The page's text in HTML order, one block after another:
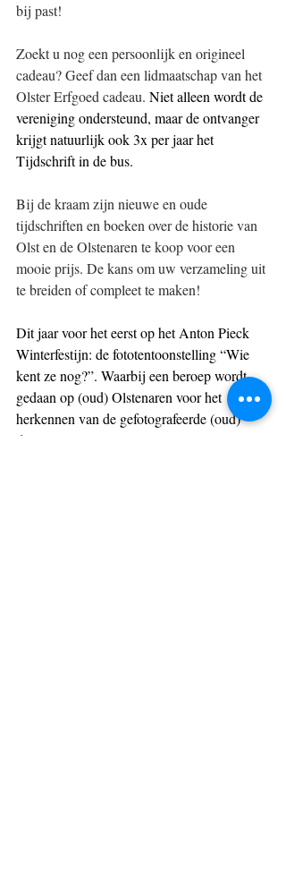
bij past!
Zoekt u nog een persoonlijk en origineel
cadeau? Geef dan een lidmaatschap van het
Olster Erfgoed cadeau. Niet alleen wordt de
vereniging ondersteund, maar de ontvanger
krijgt natuurlijk ook 3x per jaar het
Tijdschrift in de bus.
Bij de kraam zijn nieuwe en oude
tijdschriften en boeken over de historie van
Olst en de Olstenaren te koop voor een
mooie prijs. De kans om uw verzameling uit
te breiden of compleet te maken!
Dit jaar voor het eerst op het Anton Pieck
Winterfestijn: de fototentoonstelling “Wie
kent ze nog?”. Waarbij een beroep wordt
gedaan op (oud) Olstenaren voor het
herkennen van de gefotografeerde (oud)
dorpsgenoten.